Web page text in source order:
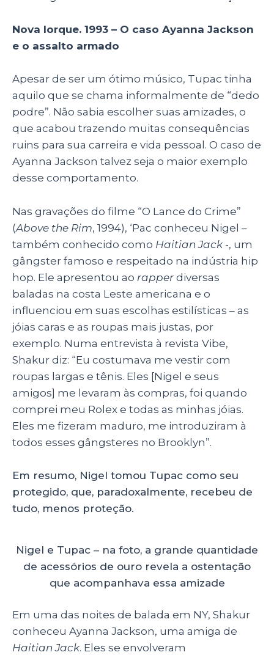
Nova Iorque. 1993 – O caso Ayanna Jackson
e o assalto armado
Apesar de ser um ótimo músico, Tupac tinha
aquilo que se chama informalmente de “dedo
podre”. Não sabia escolher suas amizades, o
que acabou trazendo muitas consequências
ruins para sua carreira e vida pessoal. O caso de
Ayanna Jackson talvez seja o maior exemplo
desse comportamento.
Nas gravações do filme “O Lance do Crime”
(Above the Rim, 1994), ‘Pac conheceu Nigel –
também conhecido como Haitian Jack-, um
gângster famoso e respeitado na indústria hip
hop. Ele apresentou ao rapper diversas
baladas na costa Leste americana e o
influenciou em suas escolhas estilísticas – as
jóias caras e as roupas mais justas, por
exemplo. Numa entrevista à revista Vibe,
Shakur diz: “Eu costumava me vestir com
roupas largas e tênis. Eles [Nigel e seus
amigos] me levaram às compras, foi quando
comprei meu Rolex e todas as minhas jóias.
Eles me fizeram maduro, me introduziram à
todos esses gângsteres no Brooklyn”.
Em resumo, Nigel tomou Tupac como seu
protegido, que, paradoxalmente, recebeu de
tudo, menos proteção.
Nigel e Tupac – na foto, a grande quantidade
de acessórios de ouro revela a ostentação
que acompanhava essa amizade
Em uma das noites de balada em NY, Shakur
conheceu Ayanna Jackson, uma amiga de
Haitian Jack. Eles se envolveram